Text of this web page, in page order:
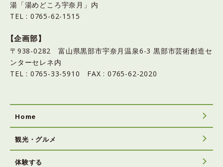
湯「湯めどころ宇奈月」内
TEL : 0765-62-1515
【企画部】
〒938-0282 富山県黒部市宇奈月温泉6-3 黒部市芸術創造セ
ンターセレネ内
TEL : 0765-33-5910 FAX : 0765-62-2020
Home
観光・グルメ
体験する